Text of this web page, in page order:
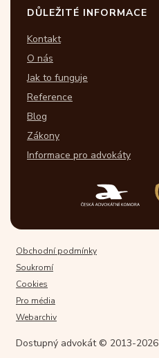
DŮLEŽITÉ INFORMACE
Kontakt
O nás
Jak to funguje
Reference
Blog
Zákony
Informace pro advokáty
Obchodní podmínky
Soukromí
Cookies
Pro média
Webarchiv
Dostupný advokát © 2013-2026